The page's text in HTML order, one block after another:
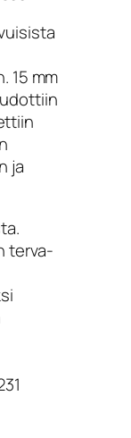
15 mm
ja
terva-